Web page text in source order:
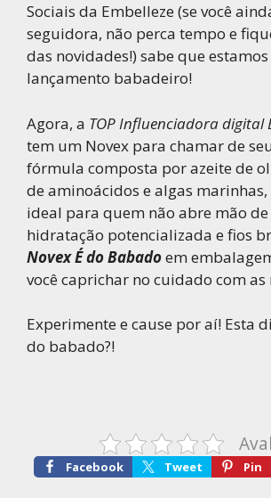
Sociais da Embelleze (se você
seguidora, não perca tempo e
das novidades!) sabe que
lançamento babadeiro!
Agora, a TOP Influenciadora digital
tem um Novex para chamar de
fórmula composta por azeite de
de aminoácidos e algas marinhas,
ideal para quem não abre mão
hidratação potencializada e fios
Novex É do Babadoem
você caprichar no cuidado com as
Experimente e cause por aí! Esta
do babado?!
Facebook Tweet Pin